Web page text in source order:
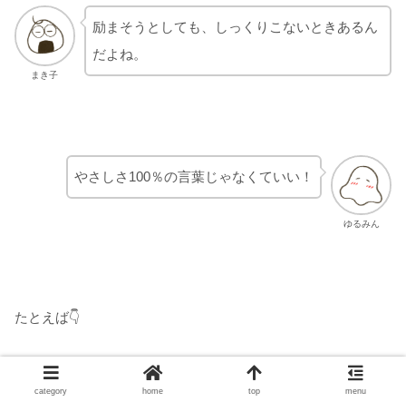
まき子
励まそうとしても、しっくりこないときあるん
だよね。
ゆるみん
やさしさ100％の言葉じゃなくていい！
たとえば👇
「今日、不安が出る日ね」
「はいはい、警戒モードね」
category home top menu